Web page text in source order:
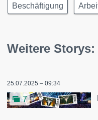
Beschäftigung
Weitere
25.07.2025 – 09:34
7